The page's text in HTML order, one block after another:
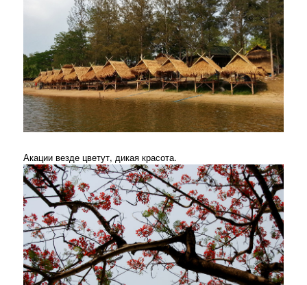
Акации везде цветут, дикая красота.